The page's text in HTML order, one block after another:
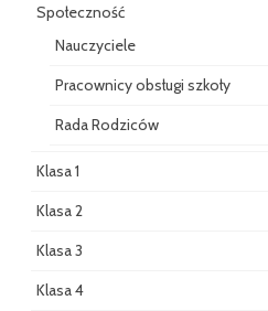
Społeczność
Nauczyciele
Pracownicy obsługi szkoły
Rada Rodziców
Klasa 1
Klasa 2
Klasa 3
Klasa 4